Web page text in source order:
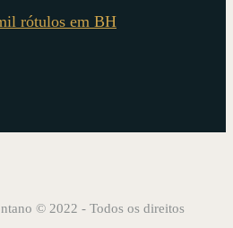
rótulos em BH
© 2022 - Todos os direitos